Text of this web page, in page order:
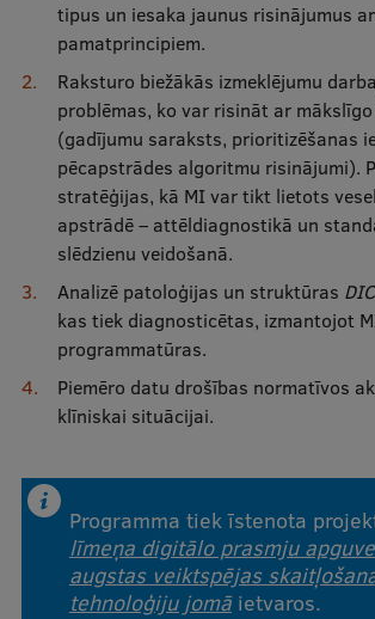
Foreign delegation requests
EATRIS Coordinator in Latvia
tipus un iesaka jaunus risinājumus
pamatprincipiem.
Raksturo biežākās izmeklējumu
problēmas, ko var risināt ar
(gadījumu saraksts, prioritizēšanas
pēcapstrādes algoritmu risinājumi).
stratēģijas, kā MI var tikt lietots
apstrādē – attēldiagnostikā un
slēdzienu veidošanā.
Analizē patoloģijas un struktūras
kas tiek diagnosticētas, izmantojot
programmatūras.
Piemēro datu drošības normatīvos
klīniskai situācijai.
Programma tiek īstenota
līmeņa digitālo prasmju
augstas veiktspējas
tehnoloģiju jomāietvaros.